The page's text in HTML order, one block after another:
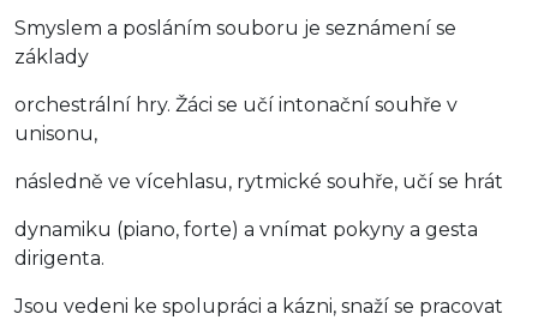
Smyslem a posláním souboru je seznámení se
základy
orchestrální hry. Žáci se učí intonační souhře v
unisonu,
následně ve vícehlasu, rytmické souhře, učí se hrát
dynamiku (piano, forte) a vnímat pokyny a gesta
dirigenta.
Jsou vedeni ke spolupráci a kázni, snaží se pracovat